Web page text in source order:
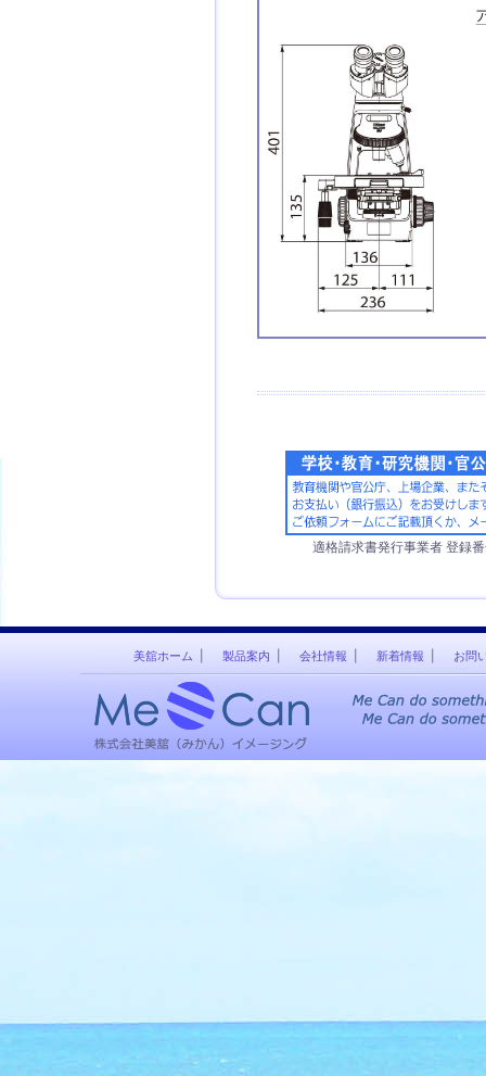
適格請求書発行事業者 登
美舘ホーム 製品案内 会社情報 新着情報 お問